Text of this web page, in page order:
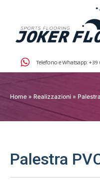
Telefono e Whatsapp: +39
Home » Realizzazioni »
Palestra